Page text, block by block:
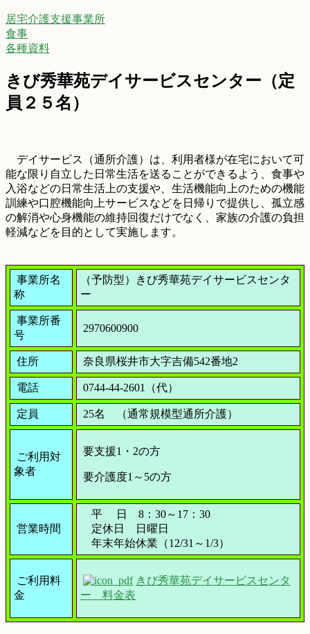
居宅介護支援事業所
食事
各種資料
きび秀華苑デイサービスセンター（定
員２５名）
デイサービス（通所介護）は、利用者様が在宅において可
能な限り自立した日常生活を送ることができるよう、食事や
入浴などの日常生活上の支援や、生活機能向上のための機能
訓練や口腔機能向上サービスなどを日帰りで提供し、孤立感
の解消や心身機能の維持回復だけでなく、家族の介護の負担
軽減などを目的として実施します。
事業所名
称
（予防型）きび秀華苑デイサービスセンタ
ー
事業所番
号
2970600900
住所 奈良県桜井市大字吉備542番地2
電話 0744-44-2601（代）
定員 25名 （通常規模型通所介護）
ご利用対
象者
要支援1・2の方
要介護度1 ～5の方
営業時間
平 日 8：30～17：30
定休日 日曜日
年末年始休業（12/31～1/3）
ご利用料
金
きび秀華苑デイサービスセンタ
ー 料金表